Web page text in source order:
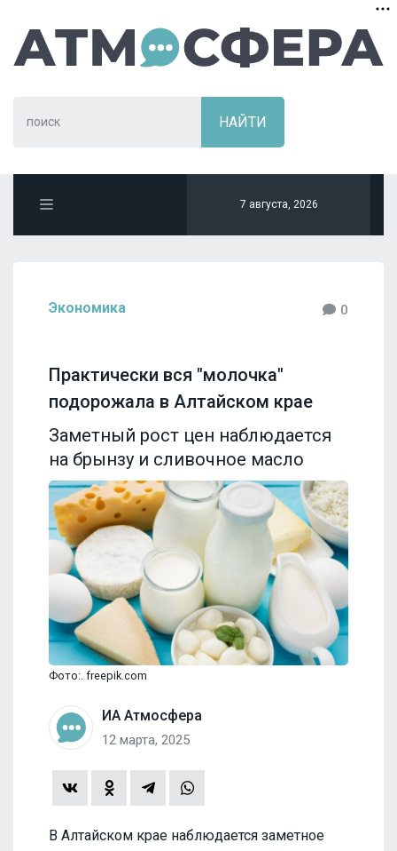
7 августа, 2026
Экономика 0
Практически вся "молочка"
подорожала в Алтайском крае
Заметный рост цен наблюдается
на брынзу и сливочное масло
Фото:. freepik.com
ИА Атмосфера
12 марта, 2025
В Алтайском крае наблюдается заметное